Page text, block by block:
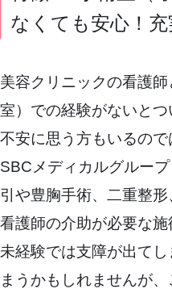
なくても安心！
美容クリニックの看護
室）での経験がないと
不安に思う方もいるの
SBCメディカルグルー
引や豊胸手術、二重整形
看護師の介助が必要な施
未経験では支障が出て
まうかもしれませんが